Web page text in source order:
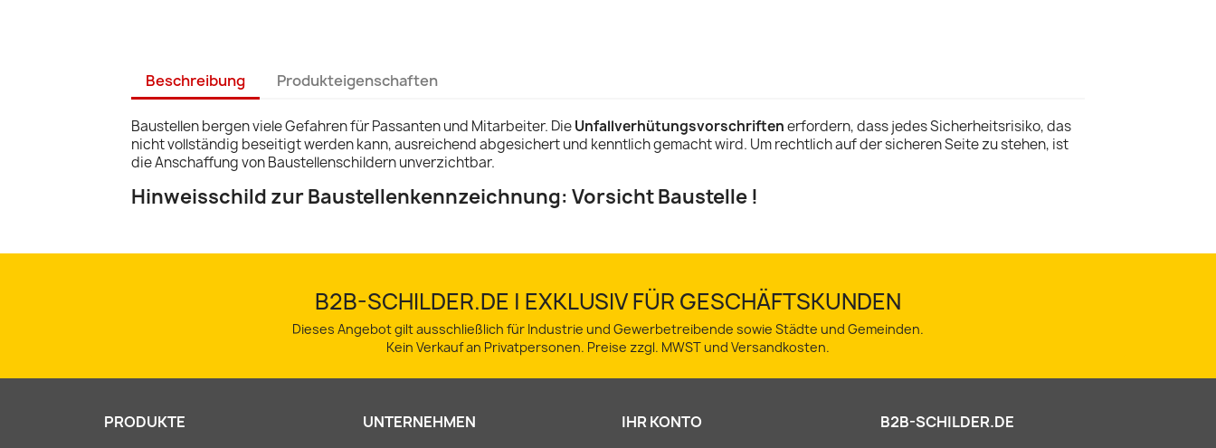
Beschreibung Produkteigenschaften
Baustellen bergen viele Gefahren für Passanten und Mitarbeiter. DieUnfallverhütungsvorschriftenerfordern, dass jedes Sicherheitsrisiko, das
nicht vollständig beseitigt werden kann, ausreichend abgesichert und kenntlich gemacht wird. Um rechtlich auf der sicheren Seite zu stehen, ist
die Anschaffung von Baustellenschildern unverzichtbar.
Hinweisschild zur Baustellenkennzeichnung: Vorsicht Baustelle !
B2B-SCHILDER.DE | EXKLUSIV FÜR GESCHÄFTSKUNDEN
Dieses Angebot gilt ausschließlich für Industrie und Gewerbetreibende sowie Städte und Gemeinden.
Kein Verkauf an Privatpersonen. Preise zzgl. MWST und Versandkosten.
PRODUKTE UNTERNEHMEN IHR KONTO B2B-SCHILDER.DE